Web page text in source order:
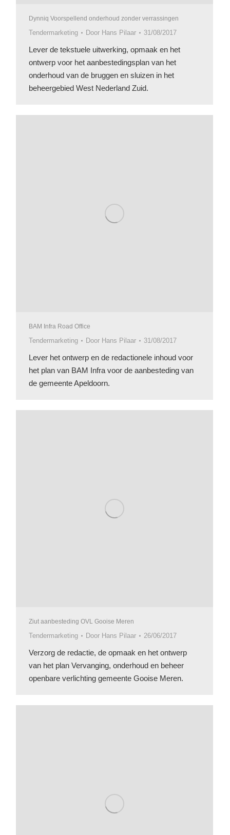
Dynniq Voorspellend onderhoud zonder verrassingen
Tendermarketing Door Hans Pilaar 31/08/2017
Lever de tekstuele uitwerking, opmaak en het
ontwerp voor het aanbestedingsplan van het
onderhoud van de bruggen en sluizen in het
beheergebied West Nederland Zuid.
BAM Infra Road Office
Tendermarketing Door Hans Pilaar 31/08/2017
Lever het ontwerp en de redactionele inhoud voor
het plan van BAM Infra voor de aanbesteding van
de gemeente Apeldoorn.
Ziut aanbesteding OVL Gooise Meren
Tendermarketing Door Hans Pilaar 26/06/2017
Verzorg de redactie, de opmaak en het ontwerp
van het plan Vervanging, onderhoud en beheer
openbare verlichting gemeente Gooise Meren.